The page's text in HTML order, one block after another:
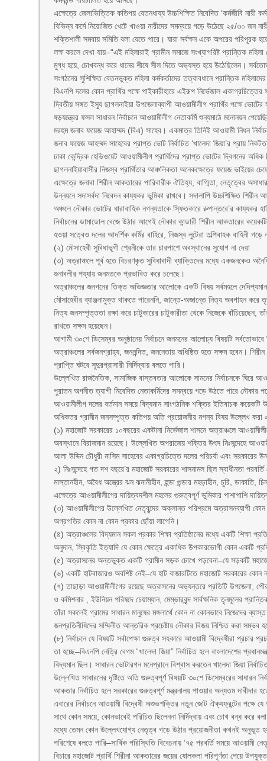
এক্ষেত্রে জেলাভিত্তিক কতিপয় বেতনধায্য উচ্চশিক্ষিত নিবেদিত ‘কর্মজীবি নারী
বিভিন্ন কর্মে নিয়োজিত খেটে খাওয়া নারীদের সমন্বয়ে গড়ে উঠেছে ২৫/৩০ জন
শক্তিশালী সমবায় সমিতি বলা যেতে পারে। যারা সর্বক্ষন একে অপরের পরিপূরক
লক্ষ করলে দেখা যায়–“এই মহিলারাই গ্রামীন সমাজে সংখ্যাগরিষ্ট প্রান্তিক
মুগ্ধ হয়ে, চোখবন্ধ করে ধানের শীষে সীল দিতে অভ্যস্ত হয়ে উঠেছিলেন।
সংগঠনের সুশিক্ষিত বেতনভুক্ত মহিলা কর্মকর্তাদের তত্বাবধানে প্রান্তিক
বিএনপি দলের কোন প্রার্থির পক্ষে পাইকারীহারে এইরূপ নির্ভেজাল
দ্বিতীয় সঙ্গত ইস্যু ছাগলনাইয়া উপজেলাব্যাপী আওয়ামীলীগ প্রার্থির পক্ষে
ষড়যন্ত্রের ফসল সাধারন নির্বাচনে আওয়ামীলীগ নেতাকর্মি শুন্যমাঠে মনোনয়ন
মরহুম জনাব ফয়েজ আহাম্মদ (বিএ) সাহেব। একমাত্র তিনিই আওয়ামী নিধন
জনাব ফয়েজ আহম্মদ সাহেবের প্রাপ্ত ভোট নির্বাচিত ‘খালেদা জিয়া’র প্রায়
ঢাকা কেন্দ্রিক হেভিওয়েট আওয়ামীলীগ প্রার্থিদের প্রাপ্ত ভোটের দ্বিগনের
ছাগলনাইয়াবাসীর নিজস্ব প্রার্থিতার আঞ্চলিকতা অনেকক্ষেত্রে ফয়েজ ভাইয়ের
এক্ষেত্রে জনাবা শিরীন আকতারের পারিবারীক ঐতিহ্য, বাগ্মিতা, নেতৃত্বের
উন্নয়নে সদাসর্বদা নিবেদন কায্যকর ভুমিকা রাখবে। সদালাপি উচ্চশিক্ষিত শিরীন
অঞ্চলে নৌকার ভোটের ধারাবাহিক নগন্যতাকে স্ফিতকারে রুপান্তরে’র কায্যকর
নির্বাচনের ডামাডোল বেজে উঠার আগেই নৌকার কান্ডারী শিরীন আকতারের
হওয়া সত্বেও দলের আদর্শিক কর্মির বাহিরে, নিজস্ব লুটেরা তল্পিবাহক বাহিনী গড়ে
(২) মৌসাহেবী সুবিধাভূগী শ্রেনীকে তার চারপাশে অবস্থানের সুযোগ না দেয়া
(৩) অত্রাঞ্চলে পূর্ব হতে বিচরণকৃত সুবিধাবাদী ব্যাক্তিদের মধ্যে একজনকেও
গুনাবলীর পয্যায় জনমতকে প্রভাবিত করে চলেছে।
অত্রাঞ্চলের জনগনের তিক্ত অভিজ্ঞতার আলোকে একটি বিষয় সর্বমহলে দেদিপ্যমান
মৌসাহেবীর ব্যাঞ্জনামুক্ত থাকতে পারেননি, জান্তে-অজান্তে নিত্য অবগাহন
নিত্য জনসম্পৃত্ততা রক্ষা করে চাটুকারের চাটুকারীতা থেকে নিজেকে বাঁচিয়েছেন,
রাখতে সক্ষম হয়েছেন।
আগামী ৩০শে ডিসেম্বর অনুষ্ঠানেয় নির্বাচনে জনমনের আলোচ্য বিষয়টি সর্বতোভাবে
অত্রাঞ্চলের সর্বজনগ্রাহ্য, জননন্দিত, জননেতায় অধিষ্ঠিত হতে সক্ষম হবেন।
প্রাপ্তি ঘটবে সূদুরপ্রাসারী নির্দিদ্বায় বলতে পারি।
উল্লেখিত রাজনৈতিক, সামাজিক বাস্তবতার আলোকে সামনের নির্বাচনকে ঘিরে
পুরাতন অগনীত ত্যাগী নিবেদিত নেতাকর্মিদের সমন্বয়ে গড়ে উঠতে পারে নৌকার
আওয়ামীলীগ দলের বর্তমান সময়ে বিদ্যমান সাংগঠনিক শক্তির ইতিবাচক কয়েকটি
অধিকতর গ্রামীন জনসম্পৃত্ত কতিপয় অতি প্রয়োজনীয় নগন্য বিষয় উল্লেখ করা
(১) মহাজোট সরকারের ১০বছরের একটানা নির্ভেজাল শাসনে অত্রাঞ্চলে
অবস্থানে বিরাজমান রয়েছে। উল্লেখিত অপরাজেয় শক্তির উৎস নিঃসন্দেহে
আলা উদ্দিন চৌধুরী নাসিম সাহেবের একাগ্রচিত্তে দলের পরিচর্যা এবং সরকারের
২) নিঃসন্দেহে গত দশ বছরে’র মহাজোট সরকারের শাসনামল ছিল স্বাধীনতা
মাস্তানহীন, অবৈধ অস্ত্রের ঝন ঝনানীহীন, হুন্ডা গুন্ডার মহড়াহীন, চুরি, ডাকাতি,
এক্ষেত্রে আওয়ামীলীগের দায়িত্বদশীল মহলের গুরুত্বপূর্ণ ভুমিকার পাশাপাশি
(৩) আওয়ামীলীগের উল্লেখিত নেতৃবৃন্দের অক্লান্ত পরিশ্রমে অত্রাসনব্যাপী কোন
অগ্রগতির কোন না কোন প্রকার ছোঁয়া লাগেনি।
(৪) অত্রাঞ্চলের বিদ্যমান সকল প্রকার শিক্ষা প্রতিষ্ঠানের মধ্যে একটি শিক্ষা
অনুদান, স্বিকৃতি ইত্যাদি যে কোন ক্ষেত্রে একাধিক উপকারভোগী কোন একটি
(৫) অত্রাসনের অন্তভুক্ত একটি গ্রামীন সড়ক চোখে পড়বেনা–যে সড়কটি
(৬) একটি হাটবাজারও অবশিষ্ট নেই–যে হাট বাজারটিতে মহাজোট সরকারের কোন
(৭) তাছাড়া আওয়ামীলীগের রয়েছে অত্রাসনের অভ্যন্তরে প্রতিটি উপজেলা,
ও কমিশনার , ইউনিয়ন পরিষদে চেয়াম্যান, মেম্ভারবৃন্দ সার্বক্ষনিক তৃনমূলের
তাঁরা সকলেই গ্রামের সাধারন মানুষের মঙ্গলার্থে কোন না কোনভাবে নিজেদের
জনপ্রতিনীধিদের সম্মিলীত আন্তরিক প্রচেষ্টায় নৌকার বিজয় নিশ্চিত করা
(৮) নির্বাচনে যে বিষয়টি সর্বাপেক্ষা গুরুত্ব সহকারে আওয়ামী বিদ্বেষীরা
তা হচ্ছে–বিএনপি নেত্রি বেগম “খালেদা জিয়া” নির্বাচিত হলে বাংলাদেশের
বিদ্যমান ছিল। সাধারন ভোটারগন মনেপ্রানে বিশ্বাস করতেন খালেদা জিয়া
উল্লেখিত সাধারনের দৃষ্টিতে অতি গুরুত্বপূর্ণ বিষয়টি ৩০শে ডিসেম্বরের সাধারন
আকতার নির্বাচিত হলে সরকারের গুরুত্বপূর্ণ মন্ত্রনালয় পাওয়ার অন্যতম দাবীদার
এবারের নির্বাচনে আওয়ামী বিদ্বেষী অশুভশক্তির নতুন জোট ঐক্যফ্রন্টের পক্ষে
সাথে কোন সময়ে, কোনভাবেই পরিচিত ছিলেননা নির্দিদ্বায় এবং চোখ বন্ধ করে
মধ্যে তেমন কোন উল্লেখযোগ্য নেতৃত্ব গড়ে উঠার প্রয়োজনীতা কখনই অনুভূত
পরিশেষে বলতে পারি–সার্বিক পরিস্থিতি বিবেচনায় ‘৭৫ পরবর্তি সময়ে আওয়ামী
বিচারে মহাজোট প্রার্থি শিরীনা আকতারের জয়ের ষোলকলা পরিপূর্ণতা পেয়ে